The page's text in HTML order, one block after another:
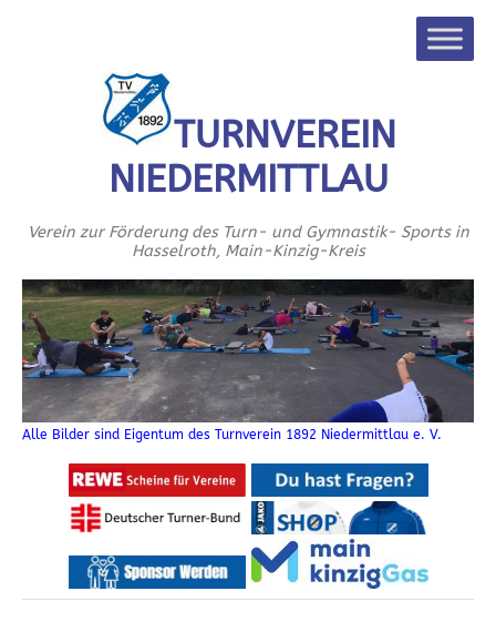
TURNVEREIN
NIEDERMITTLAU
Verein zur Förderung des Turn- und Gymnastik- Sports in
Hasselroth, Main-Kinzig-Kreis
Alle Bilder sind Eigentum des Turnverein 1892 Niedermittlau e. V.